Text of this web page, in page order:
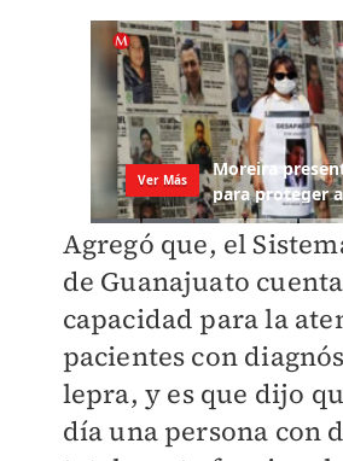
Agregó que, el
de Guanajuato
capacidad para la
pacientes con
lepra, y es que dijo
día una persona con